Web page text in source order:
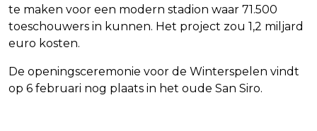
te maken voor een modern stadion waar 71.500
toeschouwers in kunnen. Het project zou 1,2 miljard
euro kosten.
De openingsceremonie voor de Winterspelen vindt
op 6 februari nog plaats in het oude San Siro.